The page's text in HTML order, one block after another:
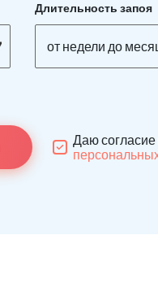
Длительность запоя
от недели до
Даю согласие